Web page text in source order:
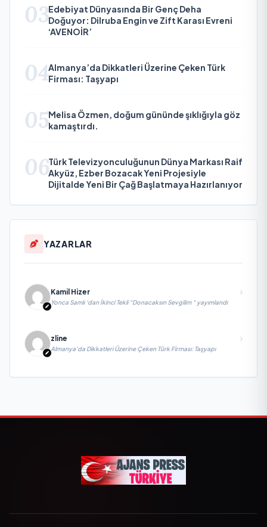
03Edebiyat Dünyasında Bir Genç Deha
Doğuyor: Dilruba Engin ve Zift Karası Evreni
‘AVENOİR’
04Almanya’da Dikkatleri Üzerine Çeken Türk
Firması: Taşyapı
05Melisa Özmen, doğum gününde şıklığıyla göz
kamaştırdı.
06Türk Televizyonculuğunun Dünya Markası Raif
Akyüz, Ezber Bozacak Yeni Projesiyle
Dijitalde Yeni Bir Çağ Başlatmaya Hazırlanıyor
YAZARLAR
Kamil Hizer
Yonca Samlı ‘dan İkinci Tekli “Donacaksın Sevgilim “ yayımlandı
zline
Almanya’da Dikkatleri Üzerine Çeken Türk Firması: Taşyapı